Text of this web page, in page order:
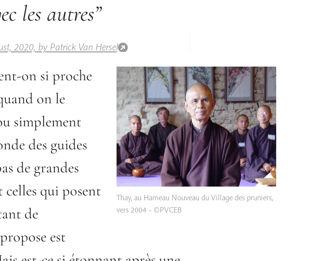
les autres”
2020, by Patrick Van Hersel
Thay, au Hameau Nouveau du Village des pruniers,
vers 2004 – ©PVCEB
on si proche
on le
simplement
des guides
de grandes
celles qui posent
de
est